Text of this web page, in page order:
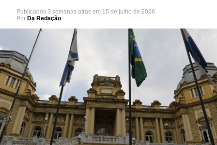
Publicados 3 semanas atrás em 15 de julho de 2026
Por Da Redação